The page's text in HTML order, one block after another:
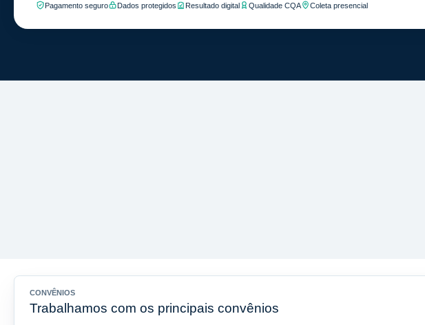
Pagamento seguro Dados protegidos Resultado digital Qualidade CQA Coleta presencial
CONVÊNIOS
Trabalhamos com os principais convênios